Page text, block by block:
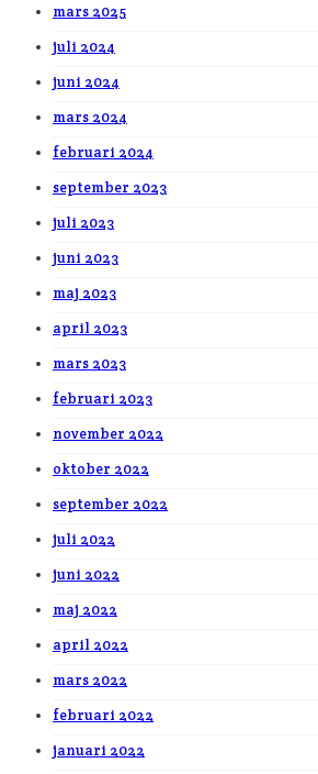
mars 2025
juli 2024
juni 2024
mars 2024
februari 2024
september 2023
juli 2023
juni 2023
maj 2023
april 2023
mars 2023
februari 2023
november 2022
oktober 2022
september 2022
juli 2022
juni 2022
maj 2022
april 2022
mars 2022
februari 2022
januari 2022